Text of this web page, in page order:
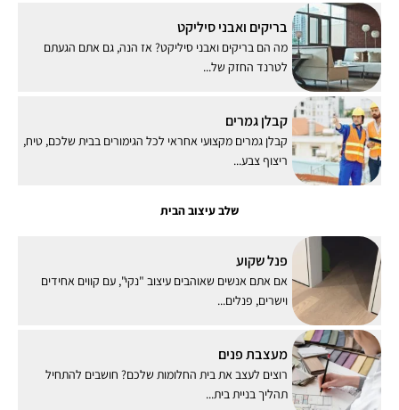
בריקים ואבני סיליקט
מה הם בריקים ואבני סיליקט? אז הנה, גם אתם הגעתם
לטרנד החזק של...
קבלן גמרים
קבלן גמרים מקצועי אחראי לכל הגימורים בבית שלכם, טיח,
ריצוף צבע...
שלב עיצוב הבית
פנל שקוע
אם אתם אנשים שאוהבים עיצוב "נקי", עם קווים אחידים
וישרים, פנלים...
מעצבת פנים
רוצים לעצב את בית החלומות שלכם? חושבים להתחיל
תהליך בניית בית...